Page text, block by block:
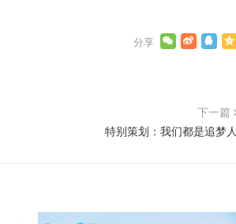
下一篇
特别策划：我们都是追梦人